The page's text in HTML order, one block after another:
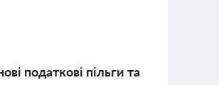
податкові пільги та